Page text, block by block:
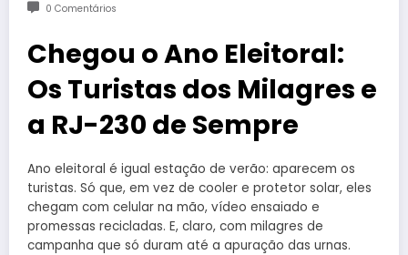
0 Comentários
Chegou o Ano Eleitoral:
Os Turistas dos Milagres e
a RJ-230 de Sempre
Ano eleitoral é igual estação de verão: aparecem os
turistas. Só que, em vez de cooler e protetor solar, eles
chegam com celular na mão, vídeo ensaiado e
promessas recicladas. E, claro, com milagres de
campanha que só duram até a apuração das urnas.